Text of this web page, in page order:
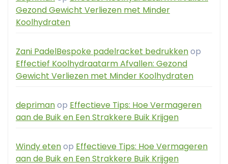
Gezond Gewicht Verliezen met Minder
Koolhydraten
Zani PadelBespoke padelracket bedrukkenop
Effectief Koolhydraatarm Afvallen: Gezond
Gewicht Verliezen met Minder Koolhydraten
deprimanop Effectieve Tips: Hoe Vermageren
aan de Buik en Een Strakkere Buik Krijgen
Windy etenop Effectieve Tips: Hoe Vermageren
aan de Buik en Een Strakkere Buik Krijgen